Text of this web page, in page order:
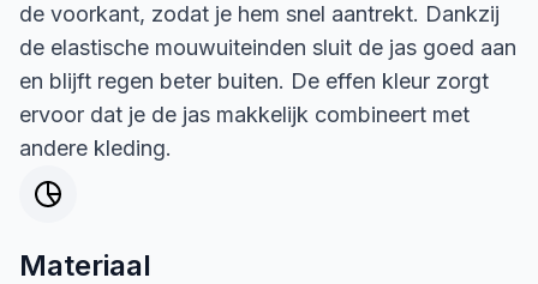
de voorkant, zodat je hem snel aantrekt. Dankzij
de elastische mouwuiteinden sluit de jas goed aan
en blijft regen beter buiten. De effen kleur zorgt
ervoor dat je de jas makkelijk combineert met
andere kleding.
Materiaal